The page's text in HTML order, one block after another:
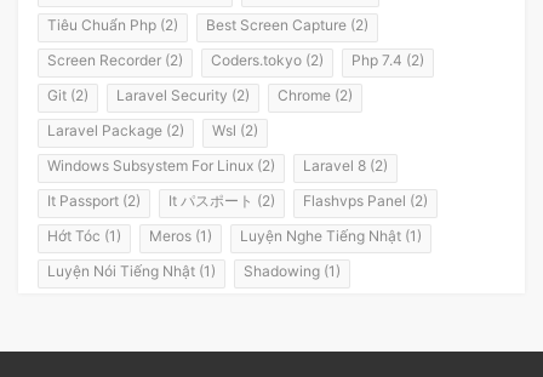
Tiêu Chuẩn Php (2)
Best Screen Capture (2)
Screen Recorder (2)
Coders.tokyo (2)
Php 7.4 (2)
Git (2)
Laravel Security (2)
Chrome (2)
Laravel Package (2)
Wsl (2)
Windows Subsystem For Linux (2)
Laravel 8 (2)
It Passport (2)
It パスポート (2)
Flashvps Panel (2)
Hớt Tóc (1)
Meros (1)
Luyện Nghe Tiếng Nhật (1)
Luyện Nói Tiếng Nhật (1)
Shadowing (1)